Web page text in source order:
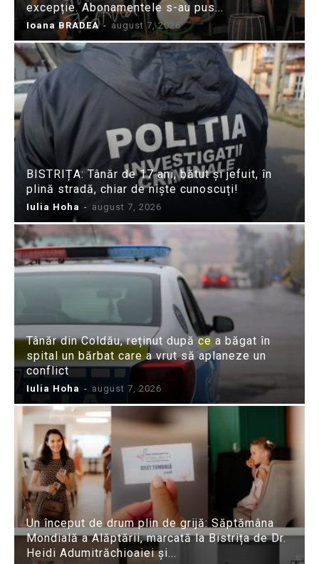
excepție. Abonamentele s-au pus...
Ioana BRADEA - august 7, 2026
BISTRIȚA: Tânăr de 17 ani, bătut și jefuit, în
plină stradă, chiar de niște cunoscuți!
Iulia Hoha - august 7, 2026
Tânăr din Coldău, reținut după ce a băgat în
spital un bărbat care a vrut să aplaneze un
conflict
Iulia Hoha - august 7, 2026
Un început de drum plin de grijă: Săptămâna
Mondială a Alăptării, marcată la Bistrița de Dr.
Heidi Adumitrăchioaiei și...